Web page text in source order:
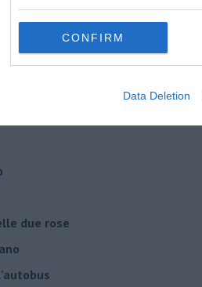
CONFIRM
Data Deletion
storia di potere
due rose